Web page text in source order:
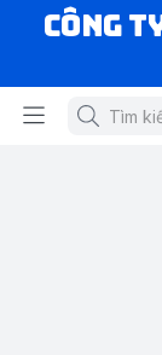
CÔNG